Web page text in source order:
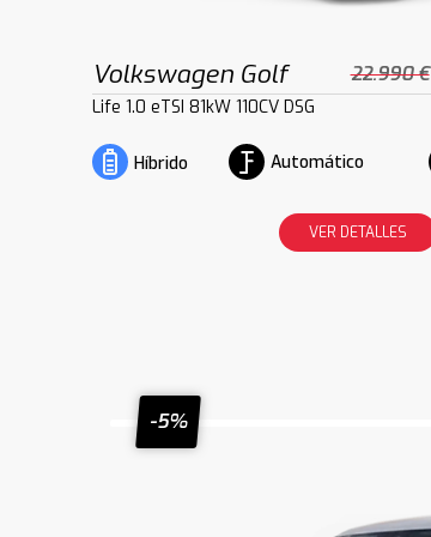
Volkswagen Golf 22.990 €
Life 1.0 eTSI 81kW 110CV DSG
Híbrido Automático
VER DETALLES
-5%